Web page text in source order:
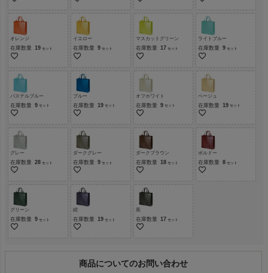
オレンジ
在庫数量 19
イエロー
在庫数量 9
マスカットグリーン
在庫数量 17
ライトブルー
在庫数量 9
パステルブルー
在庫数量 9
ブルー
在庫数量 19
オフホワイト
在庫数量 9
ベージュ
在庫数量 19
グレー
在庫数量 28
ダークグレー
在庫数量 9
ダークブラウン
在庫数量 18
ボルドー
在庫数量 8
グリーン
在庫数量 9
紺
在庫数量 19
黒
在庫数量 17
商品についてのお問い合わせ